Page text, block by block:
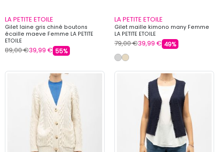
LA PETITE ETOILE
Gilet laine gris chiné boutons
écaille maeve Femme LA PETITE
ETOILE
89,00 €39,99 € 55%
LA PETITE ETOILE
Gilet maille kimono many Femme
LA PETITE ETOILE
79,00 €39,99 € 49%